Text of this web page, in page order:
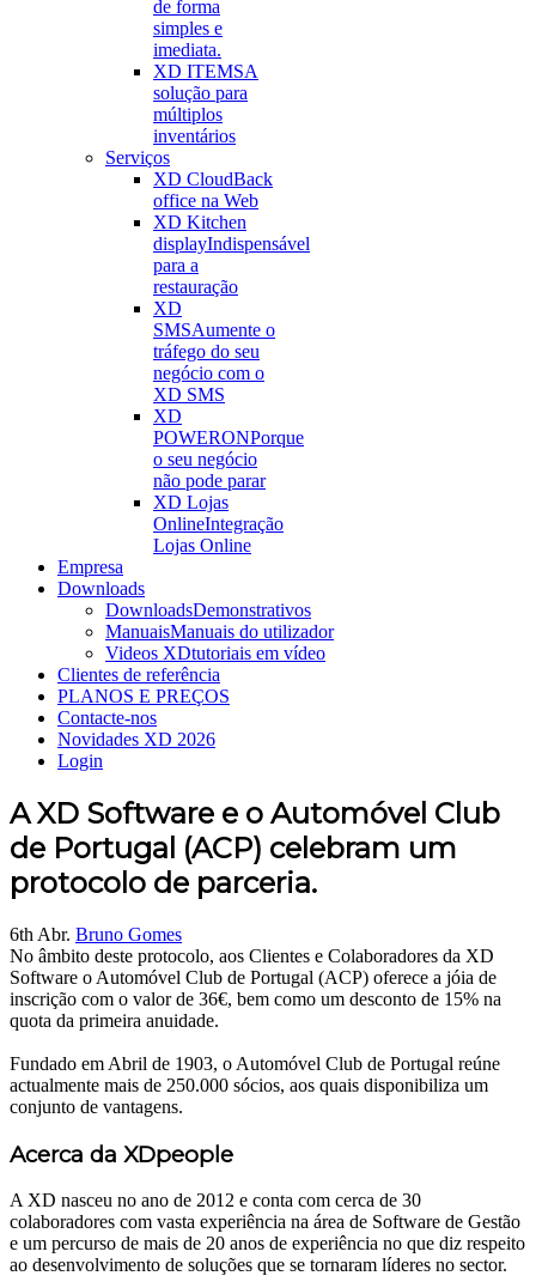
de forma
simples e
imediata.
XD ITEMSA
solução para
múltiplos
inventários
Serviços
XD CloudBack
office na Web
XD Kitchen
displayIndispensável
para a
restauração
XD
SMSAumente o
tráfego do seu
negócio com o
XD SMS
XD
POWERONPorque
o seu negócio
não pode parar
XD Lojas
OnlineIntegração
Lojas Online
Empresa
Downloads
DownloadsDemonstrativos
ManuaisManuais do utilizador
Videos XDtutoriais em vídeo
Clientes de referência
PLANOS E PREÇOS
Contacte-nos
Novidades XD 2026
Login
A XD Software e o Automóvel Club
de Portugal (ACP) celebram um
protocolo de parceria.
6th Abr. Bruno Gomes
No âmbito deste protocolo, aos Clientes e Colaboradores da XD
Software o Automóvel Club de Portugal (ACP) oferece a jóia de
inscrição com o valor de 36€, bem como um desconto de 15% na
quota da primeira anuidade.
Fundado em Abril de 1903, o Automóvel Club de Portugal reúne
actualmente mais de 250.000 sócios, aos quais disponibiliza um
conjunto de vantagens.
Acerca da XDpeople
A XD nasceu no ano de 2012 e conta com cerca de 30
colaboradores com vasta experiência na área de Software de Gestão
e um percurso de mais de 20 anos de experiência no que diz respeito
ao desenvolvimento de soluções que se tornaram líderes no sector.